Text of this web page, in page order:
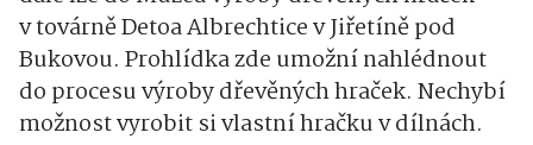
v továrně Detoa Albrechtice v Jiřetíně pod
Bukovou. Prohlídka zde umožní nahlédnout
do procesu výroby dřevěných hraček. Nechybí
možnost vyrobit si vlastní hračku v dílnách.